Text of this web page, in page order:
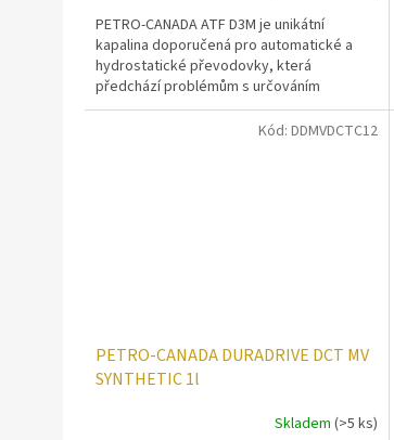
PETRO-CANADA ATF D3M je unikátní
kapalina doporučená pro automatické a
hydrostatické převodovky, která
předchází problémům s určováním
správného typu kapaliny, jelikož splňuje...
PETRO-CANADA DURADRIVE DCT MV
SYNTHETIC 1l
Skladem (>5 ks)
Kód: DDMVDCTC12